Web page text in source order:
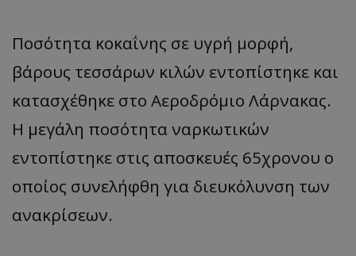
Ποσότητα κοκαΐνης σε υγρή μορφή,
βάρους τεσσάρων κιλών εντοπίστηκε και
κατασχέθηκε στο Αεροδρόμιο Λάρνακας.
Η μεγάλη ποσότητα ναρκωτικών
εντοπίστηκε στις αποσκευές 65χρονου ο
οποίος συνελήφθη για διευκόλυνση των
ανακρίσεων.